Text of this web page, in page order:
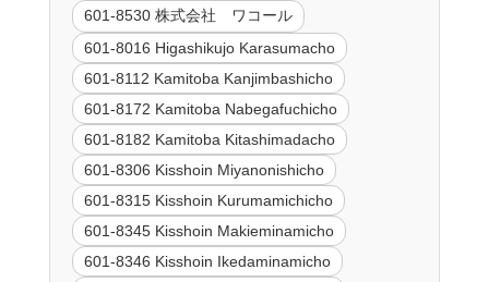
601-8530 株式会社 ワコール
601-8016 Higashikujo Karasumacho
601-8112 Kamitoba Kanjimbashicho
601-8172 Kamitoba Nabegafuchicho
601-8182 Kamitoba Kitashimadacho
601-8306 Kisshoin Miyanonishicho
601-8315 Kisshoin Kurumamichicho
601-8345 Kisshoin Makieminamicho
601-8346 Kisshoin Ikedaminamicho